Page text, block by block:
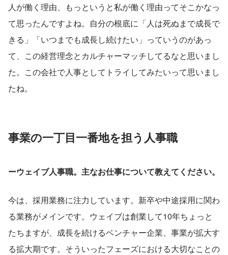
人が働く理由、もっというと私が働く理由ってそこかなっ
て思ったんですよね。自分の根底に「人は死ぬまで成長で
きる」「いつまでも成長し続けたい」っていうのがあっ
て、この経営理念とカルチャーマッチしてるなと思いまし
た。この会社で人事としてトライしてみたいって思いまし
たね。
事業の一丁目一番地を担う人事職
ーウェイブ人事職。主なお仕事について教えてください。
今は、採用業務に注力しています。新卒や中途採用に関わ
る業務がメインです。ウェイブは創業して10年ちょっと
たちますが、成長を続けるベンチャー企業、事業が拡大す
る拡大期です。そういったフェーズにおける大切なことの